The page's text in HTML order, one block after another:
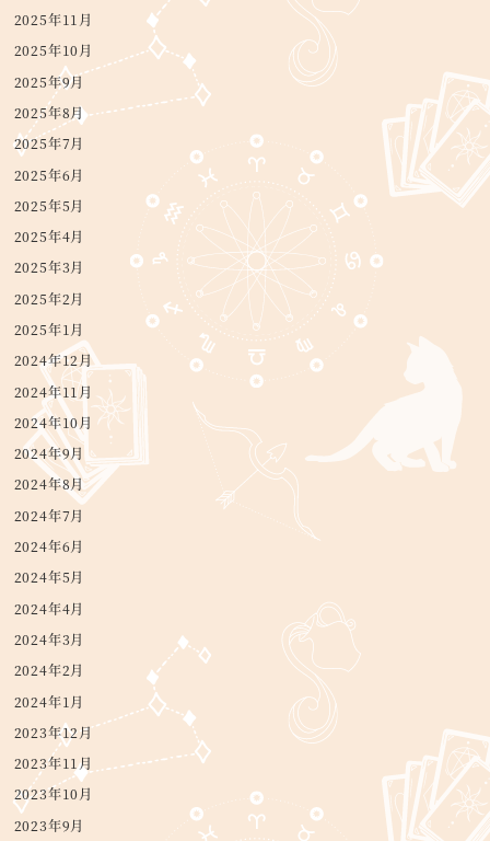
2025年11月
2025年10月
2025年9月
2025年8月
2025年7月
2025年6月
2025年5月
2025年4月
2025年3月
2025年2月
2025年1月
2024年12月
2024年11月
2024年10月
2024年9月
2024年8月
2024年7月
2024年6月
2024年5月
2024年4月
2024年3月
2024年2月
2024年1月
2023年12月
2023年11月
2023年10月
2023年9月